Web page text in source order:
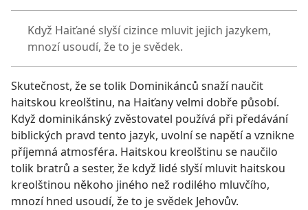
Když Haiťané slyší cizince mluvit jejich jazykem,
mnozí usoudí, že to je svědek.
Skutečnost, že se tolik Dominikánců snaží naučit
haitskou kreolštinu, na Haiťany velmi dobře působí.
Když dominikánský zvěstovatel používá při předávání
biblických pravd tento jazyk, uvolní se napětí a vznikne
příjemná atmosféra. Haitskou kreolštinu se naučilo
tolik bratrů a sester, že když lidé slyší mluvit haitskou
kreolštinou někoho jiného než rodilého mluvčího,
mnozí hned usoudí, že to je svědek Jehovův.